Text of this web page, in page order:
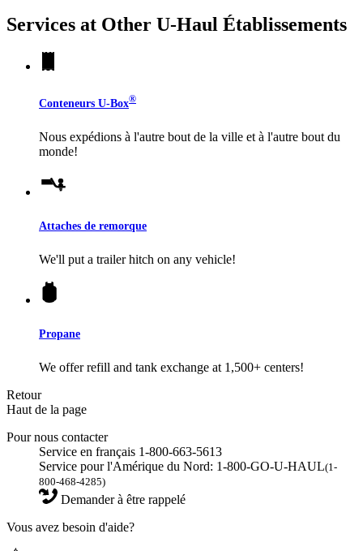
Services at Other U-Haul Établissements
Conteneurs U-Box®
Nous expédions à l'autre bout de la ville et à l'autre bout du
monde!
Attaches de remorque
We'll put a trailer hitch on any vehicle!
Propane
We offer refill and tank exchange at 1,500+ centers!
Retour
Haut de la page
Pour nous contacter
Service en français 1-800-663-5613
Service pour l'Amérique du Nord: 1-800-GO-U-HAUL(1-
800-468-4285)
Demander à être rappelé
Vous avez besoin d'aide?